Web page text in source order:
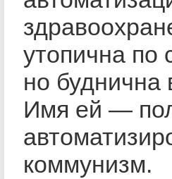
утопична по
но
Имя ей —
коммунизм.